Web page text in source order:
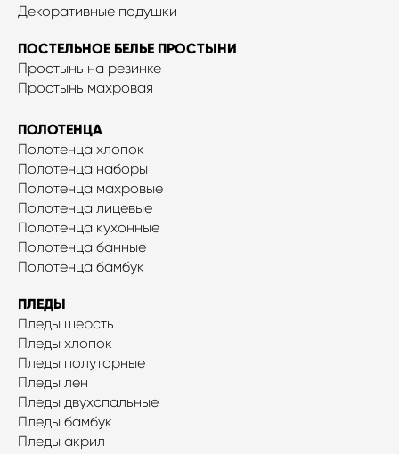
Декоративные подушки
ПОСТЕЛЬНОЕ БЕЛЬЕ ПРОСТЫНИ
Простынь на резинке
Простынь махровая
ПОЛОТЕНЦА
Полотенца хлопок
Полотенца наборы
Полотенца махровые
Полотенца лицевые
Полотенца кухонные
Полотенца банные
Полотенца бамбук
ПЛЕДЫ
Пледы шерсть
Пледы хлопок
Пледы полуторные
Пледы лен
Пледы двухспальные
Пледы бамбук
Пледы акрил